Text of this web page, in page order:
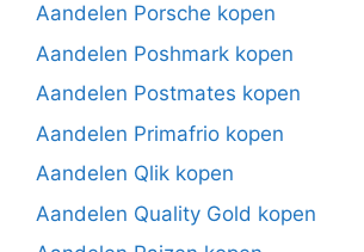
Aandelen Porsche kopen
Aandelen Poshmark kopen
Aandelen Postmates kopen
Aandelen Primafrio kopen
Aandelen Qlik kopen
Aandelen Quality Gold kopen